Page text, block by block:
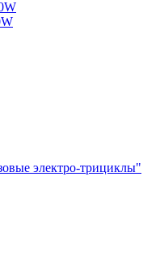
электро‑трициклы"